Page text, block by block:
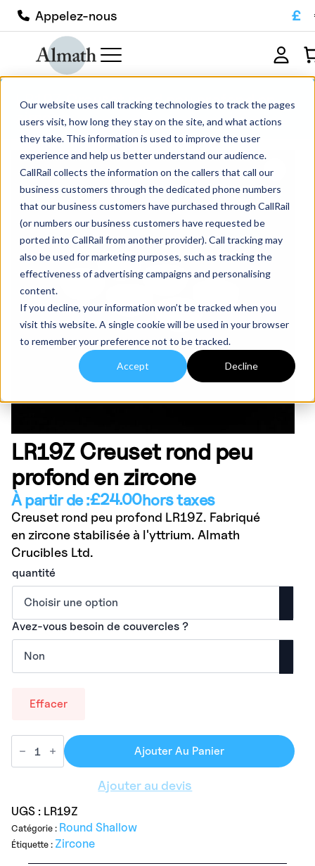
Our website uses call tracking technologies to track the pages
users visit, how long they stay on the site, and what actions
they take. This information is used to improve the user
experience and help us better understand our audience.
CallRail collects the information on the callers that call our
business customers through the dedicated phone numbers
that our business customers have purchased through CallRail
(or numbers our business customers have requested be
ported into CallRail from another provider). Call tracking may
also be used for marketing purposes, such as tracking the
effectiveness of advertising campaigns and personalising
content.
If you decline, your information won’t be tracked when you
visit this website. A single cookie will be used in your browser
to remember your preference not to be tracked.
Accept Decline
Appelez-nous £
LR19Z Creuset rond peu profond en
zircone
LR19Z Creuset rond peu
profond en zircone
À partir de :£24.00hors taxes
Creuset rond peu profond LR19Z. Fabriqué
en zircone stabilisée à l'yttrium. Almath
Crucibles Ltd.
quantité
Avez-vous besoin de couvercles ?
Effacer
Ajouter Au Panier
Ajouter au devis
UGS : LR19Z
Catégorie : Round Shallow
Étiquette : Zircone